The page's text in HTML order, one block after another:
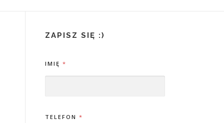
ZAPISZ SIĘ :)
IMIĘ *
TELEFON *